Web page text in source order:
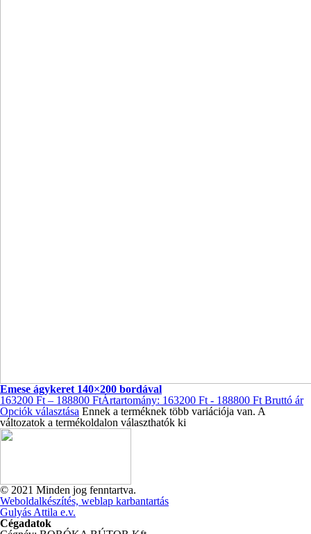
Emese ágykeret 140×200 bordával
163200 Ft – 188800 FtÁrtartomány: 163200 Ft - 188800 Ft Bruttó ár
Opciók választása Ennek a terméknek több variációja van. A
változatok a termékoldalon választhatók ki
© 2021 Minden jog fenntartva.
Weboldalkészítés, weblap karbantartás
Gulyás Attila e.v.
Cégadatok